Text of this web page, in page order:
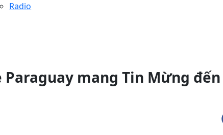
Radio
mang Tin Mừng đến